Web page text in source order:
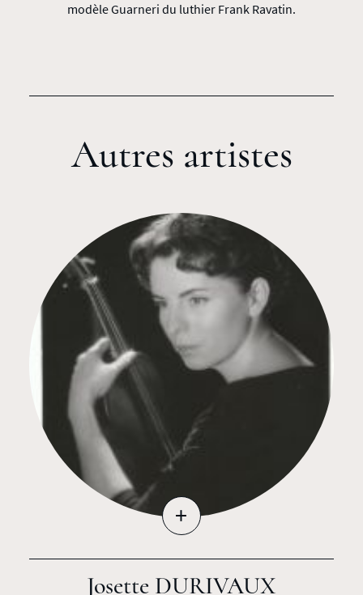
modèle Guarneri du luthier Frank Ravatin.
Autres artistes
+
Josette DURIVAUX